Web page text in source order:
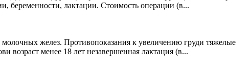
беременности, лактации. Стоимость операции (в...
желез. Противопоказания к увеличению груди тяжелые
возраст менее 18 лет незавершенная лактация (в...